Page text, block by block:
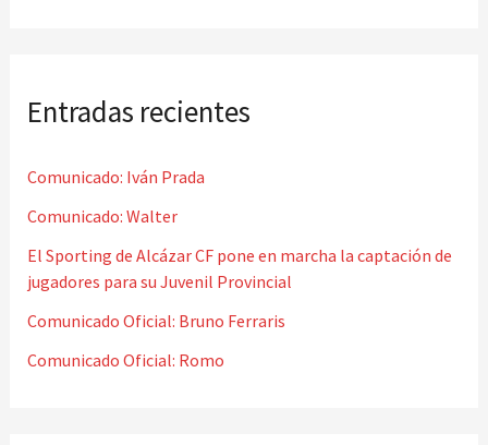
a
p
o
r
:
Entradas recientes
Comunicado: Iván Prada
Comunicado: Walter
El Sporting de Alcázar CF pone en marcha la captación de
jugadores para su Juvenil Provincial
Comunicado Oficial: Bruno Ferraris
Comunicado Oficial: Romo